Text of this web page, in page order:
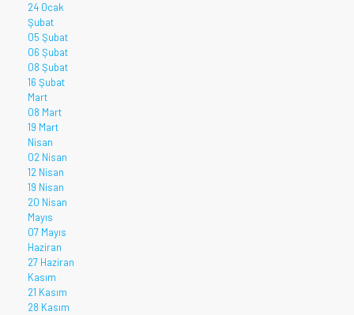
24 Ocak
Şubat
05 Şubat
06 Şubat
08 Şubat
16 Şubat
Mart
08 Mart
19 Mart
Nisan
02 Nisan
12 Nisan
19 Nisan
20 Nisan
Mayıs
07 Mayıs
Haziran
27 Haziran
Kasım
21 Kasım
28 Kasım